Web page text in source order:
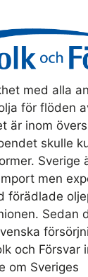
med alla
för flöden
är inom
skulle
Sverige
men
förädlade
Sedan
och Försvar
om Sveriges